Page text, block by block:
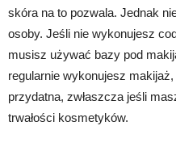
skóra na to pozwala. Jednak
osoby. Jeśli nie wykonujesz
musisz używać bazy pod
regularnie wykonujesz
przydatna, zwłaszcza jeśli
trwałości kosmetyków.